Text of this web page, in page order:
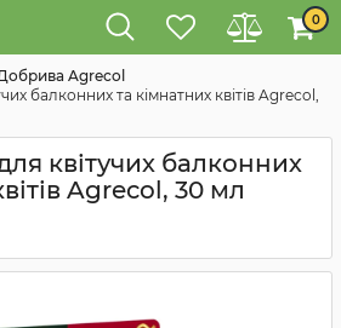
0
Agrecol
балконних та кімнатних квітів Agrecol,
квітучих балконних
Agrecol, 30 мл